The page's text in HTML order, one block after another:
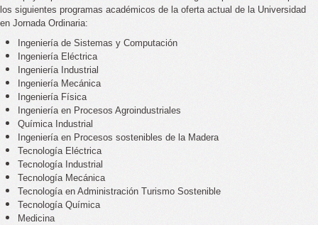
los siguientes programas académicos de la oferta actual de la Universidad
en Jornada Ordinaria:
Ingeniería de Sistemas y Computación
Ingeniería Eléctrica
Ingeniería Industrial
Ingeniería Mecánica
Ingeniería Física
Ingeniería en Procesos Agroindustriales
Química Industrial
Ingeniería en Procesos sostenibles de la Madera
Tecnología Eléctrica
Tecnología Industrial
Tecnología Mecánica
Tecnología en Administración Turismo Sostenible
Tecnología Química
Medicina